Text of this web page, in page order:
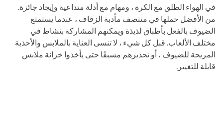
في الهواء الطلق مع الكرة ، ومهام مع أدلة متداعية وإيجاد جائزة.
من الأفضل حملها في منتصف مأدبة الزفاف ، عندما يستمتع
الضيوف بالفعل بأطباق لذيذة ويمكنهم المشاركة بنشاط في
مختلف الألعاب. قبل كل شيء ، لا تنسى العناية بالملابس والأحذية
المريحة للضيوف ، أو تحذيرهم مسبقًا حتى يأخذوا خزانة ملابس
قابلة للتغيير.